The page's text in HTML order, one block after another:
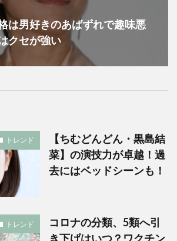
は男好きのあばずれで趣味悪
クセが強い
トレンド
【ちむどんどん・黒島結
菜】の演技力が卓越！過
去にはベッドシーンも！
トレンド
コロナの分類、5類へ引
き下げはいつ？ワクチン